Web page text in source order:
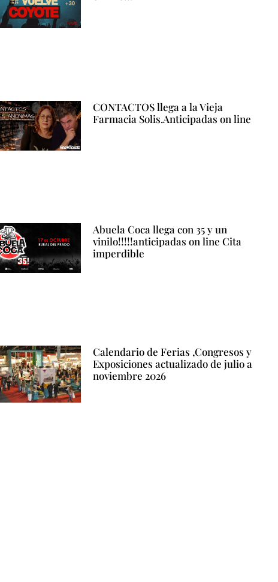
CONTACTOS llega a la Vieja
Farmacia Solis.Anticipadas on line
Abuela Coca llega con 35 y un
vinilo!!!!!anticipadas on line Cita
imperdible
Calendario de Ferias ,Congresos y
Exposiciones actualizado de julio a
noviembre 2026